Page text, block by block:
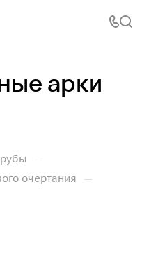
арки
—
очертания —